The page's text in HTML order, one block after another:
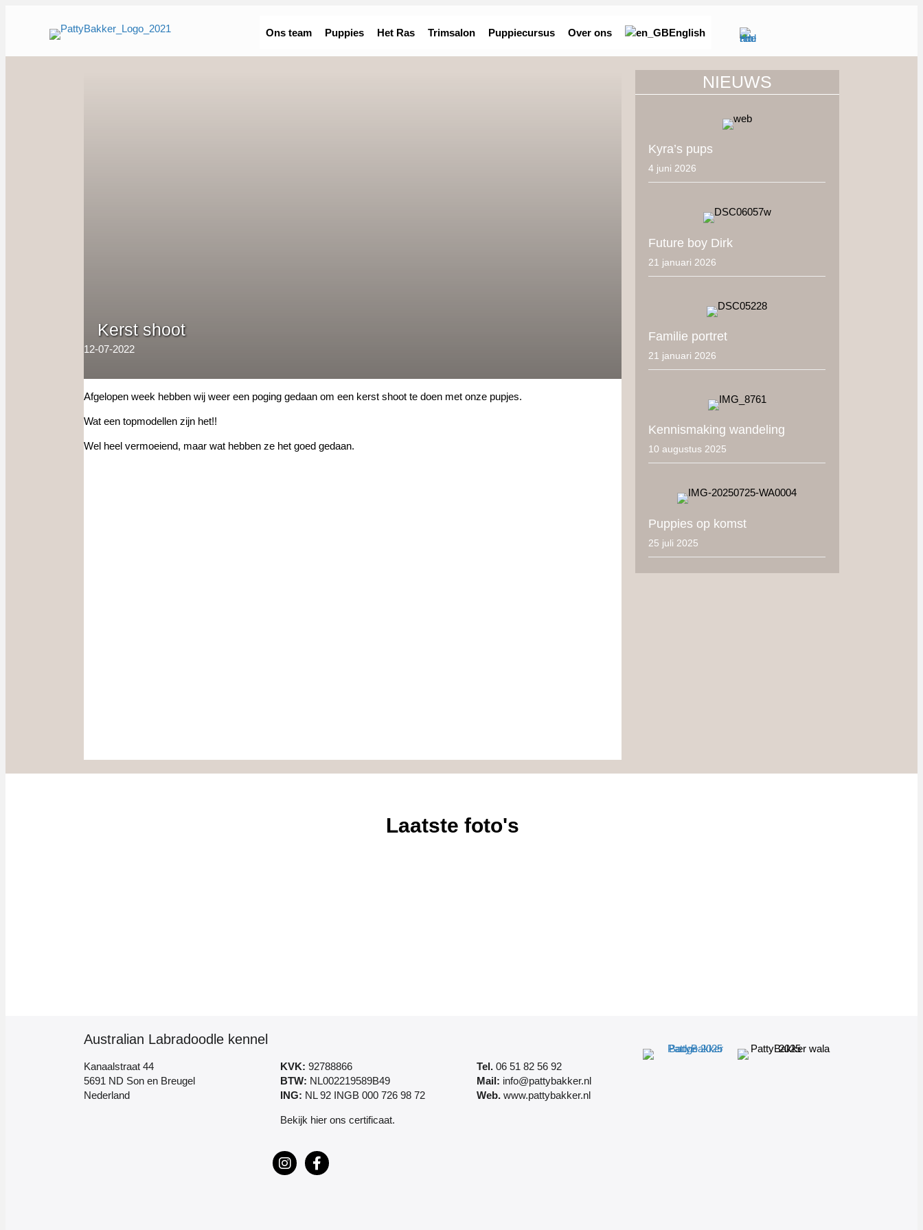
Ons team Puppies Het Ras Trimsalon Puppiecursus Over ons English
Kerst shoot
12-07-2022
Afgelopen week hebben wij weer een poging gedaan om een kerst shoot te doen met onze pupjes.
Wat een topmodellen zijn het!!
Wel heel vermoeiend, maar wat hebben ze het goed gedaan.
NIEUWS
Kyra’s pups
4 juni 2026
Future boy Dirk
21 januari 2026
Familie portret
21 januari 2026
Kennismaking wandeling
10 augustus 2025
Puppies op komst
25 juli 2025
Laatste foto's
Australian Labradoodle kennel
Kanaalstraat 44
5691 ND Son en Breugel
Nederland
KVK: 92788866
BTW: NL002219589B49
ING: NL 92 INGB 000 726 98 72
Bekijk hier ons certificaat.
Tel. 06 51 82 56 92
Mail: info@pattybakker.nl
Web. www.pattybakker.nl